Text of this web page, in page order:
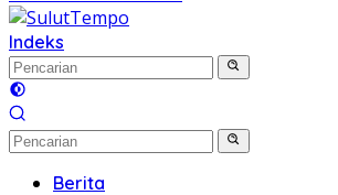
Indeks
Berita